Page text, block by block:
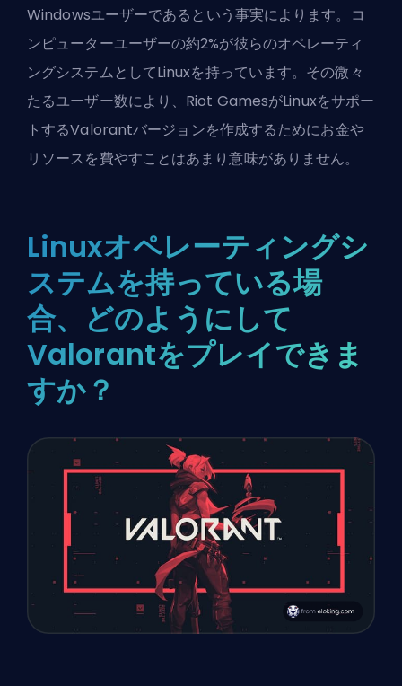
Windowsユーザーであるという事実によります。コ
ンピューターユーザーの約2%が彼らのオペレーティ
ングシステムとしてLinuxを持っています。その微々
たるユーザー数により、Riot GamesがLinuxをサポー
トするValorantバージョンを作成するためにお金や
リソースを費やすことはあまり意味がありません。
Linuxオペレーティングシ
ステムを持っている場
合、どのようにして
Valorantをプレイできま
すか？